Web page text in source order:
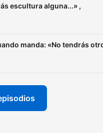
escultura alguna...» ,
manda: «No tendrás